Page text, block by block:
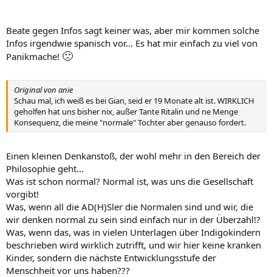
Beate gegen Infos sagt keiner was, aber mir kommen solche
Infos irgendwie spanisch vor... Es hat mir einfach zu viel von
Panikmache! 🙁
Original von anie
Schau mal, ich weiß es bei Gian, seid er 19 Monate alt ist. WIRKLICH
geholfen hat uns bisher nix, außer Tante Ritalin und ne Menge
Konsequenz, die meine "normale" Tochter aber genauso fordert.
Einen kleinen Denkanstoß, der wohl mehr in den Bereich der
Philosophie geht...
Was ist schon normal? Normal ist, was uns die Gesellschaft
vorgibt!
Was, wenn all die AD(H)Sler die Normalen sind und wir, die
wir denken normal zu sein sind einfach nur in der Überzahl!?
Was, wenn das, was in vielen Unterlagen über Indigokindern
beschrieben wird wirklich zutrifft, und wir hier keine kranken
Kinder, sondern die nächste Entwicklungsstufe der
Menschheit vor uns haben???